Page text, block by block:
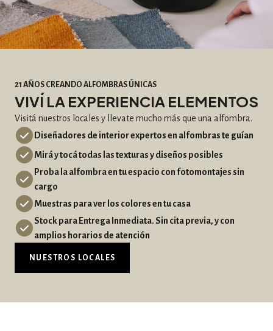
21 AÑOS CREANDO ALFOMBRAS ÚNICAS
VIVÍ LA EXPERIENCIA ELEMENTOS
Visitá nuestros locales y llevate mucho más que una alfombra.
Diseñadores de interior expertos en alfombras te guían
Mirá y tocá todas las texturas y diseños posibles
Proba la alfombra en tu espacio con fotomontajes sin
cargo
Muestras para ver los colores en tu casa
Stock para Entrega Inmediata. Sin cita previa, y con
amplios horarios de atención
NUESTROS LOCALES